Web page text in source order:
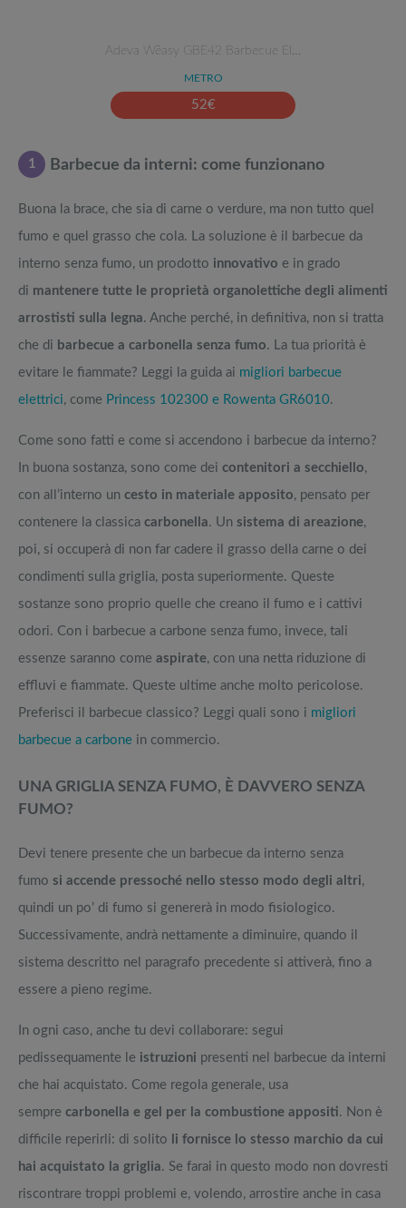
Adeva Wëasy GBE42 Barbecue El…
METRO
52€
1 Barbecue da interni: come funzionano
Buona la brace, che sia di carne o verdure, ma non tutto quel
fumo e quel grasso che cola. La soluzione è il barbecue da
interno senza fumo, un prodotto innovativo e in grado
di mantenere tutte le proprietà organolettiche degli alimenti
arrostisti sulla legna. Anche perché, in definitiva, non si tratta
che di barbecue a carbonella senza fumo. La tua priorità è
evitare le fiammate? Leggi la guida ai migliori barbecue
elettrici, come Princess 102300 e Rowenta GR6010.
Come sono fatti e come si accendono i barbecue da interno?
In buona sostanza, sono come dei contenitori a secchiello,
con all’interno un cesto in materiale apposito, pensato per
contenere la classica carbonella. Un sistema di areazione,
poi, si occuperà di non far cadere il grasso della carne o dei
condimenti sulla griglia, posta superiormente. Queste
sostanze sono proprio quelle che creano il fumo e i cattivi
odori. Con i barbecue a carbone senza fumo, invece, tali
essenze saranno come aspirate, con una netta riduzione di
effluvi e fiammate. Queste ultime anche molto pericolose.
Preferisci il barbecue classico? Leggi quali sono i migliori
barbecue a carbone in commercio.
UNA GRIGLIA SENZA FUMO, È DAVVERO SENZA
FUMO?
Devi tenere presente che un barbecue da interno senza
fumo si accende pressoché nello stesso modo degli altri,
quindi un po’ di fumo si genererà in modo fisiologico.
Successivamente, andrà nettamente a diminuire, quando il
sistema descritto nel paragrafo precedente si attiverà, fino a
essere a pieno regime.
In ogni caso, anche tu devi collaborare: segui
pedissequamente le istruzioni presenti nel barbecue da interni
che hai acquistato. Come regola generale, usa
sempre carbonella e gel per la combustione appositi. Non è
difficile reperirli: di solito
li fornisce lo stesso marchio da cui
hai acquistato la griglia. Se farai in questo modo non dovresti
riscontrare troppi problemi e, volendo, arrostire anche in casa